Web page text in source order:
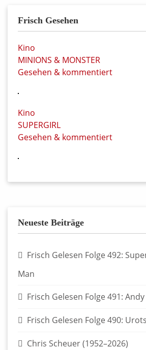
Frisch Gesehen
Kino
MINIONS & MONSTER
Gesehen & kommentiert
Kino
SUPERGIRL
Gesehen & kommentiert
Neueste Beiträge
Frisch Gelesen Folge 492:
Man
Frisch Gelesen Folge 491:
Frisch Gelesen Folge 490:
Chris Scheuer (1952–2026)